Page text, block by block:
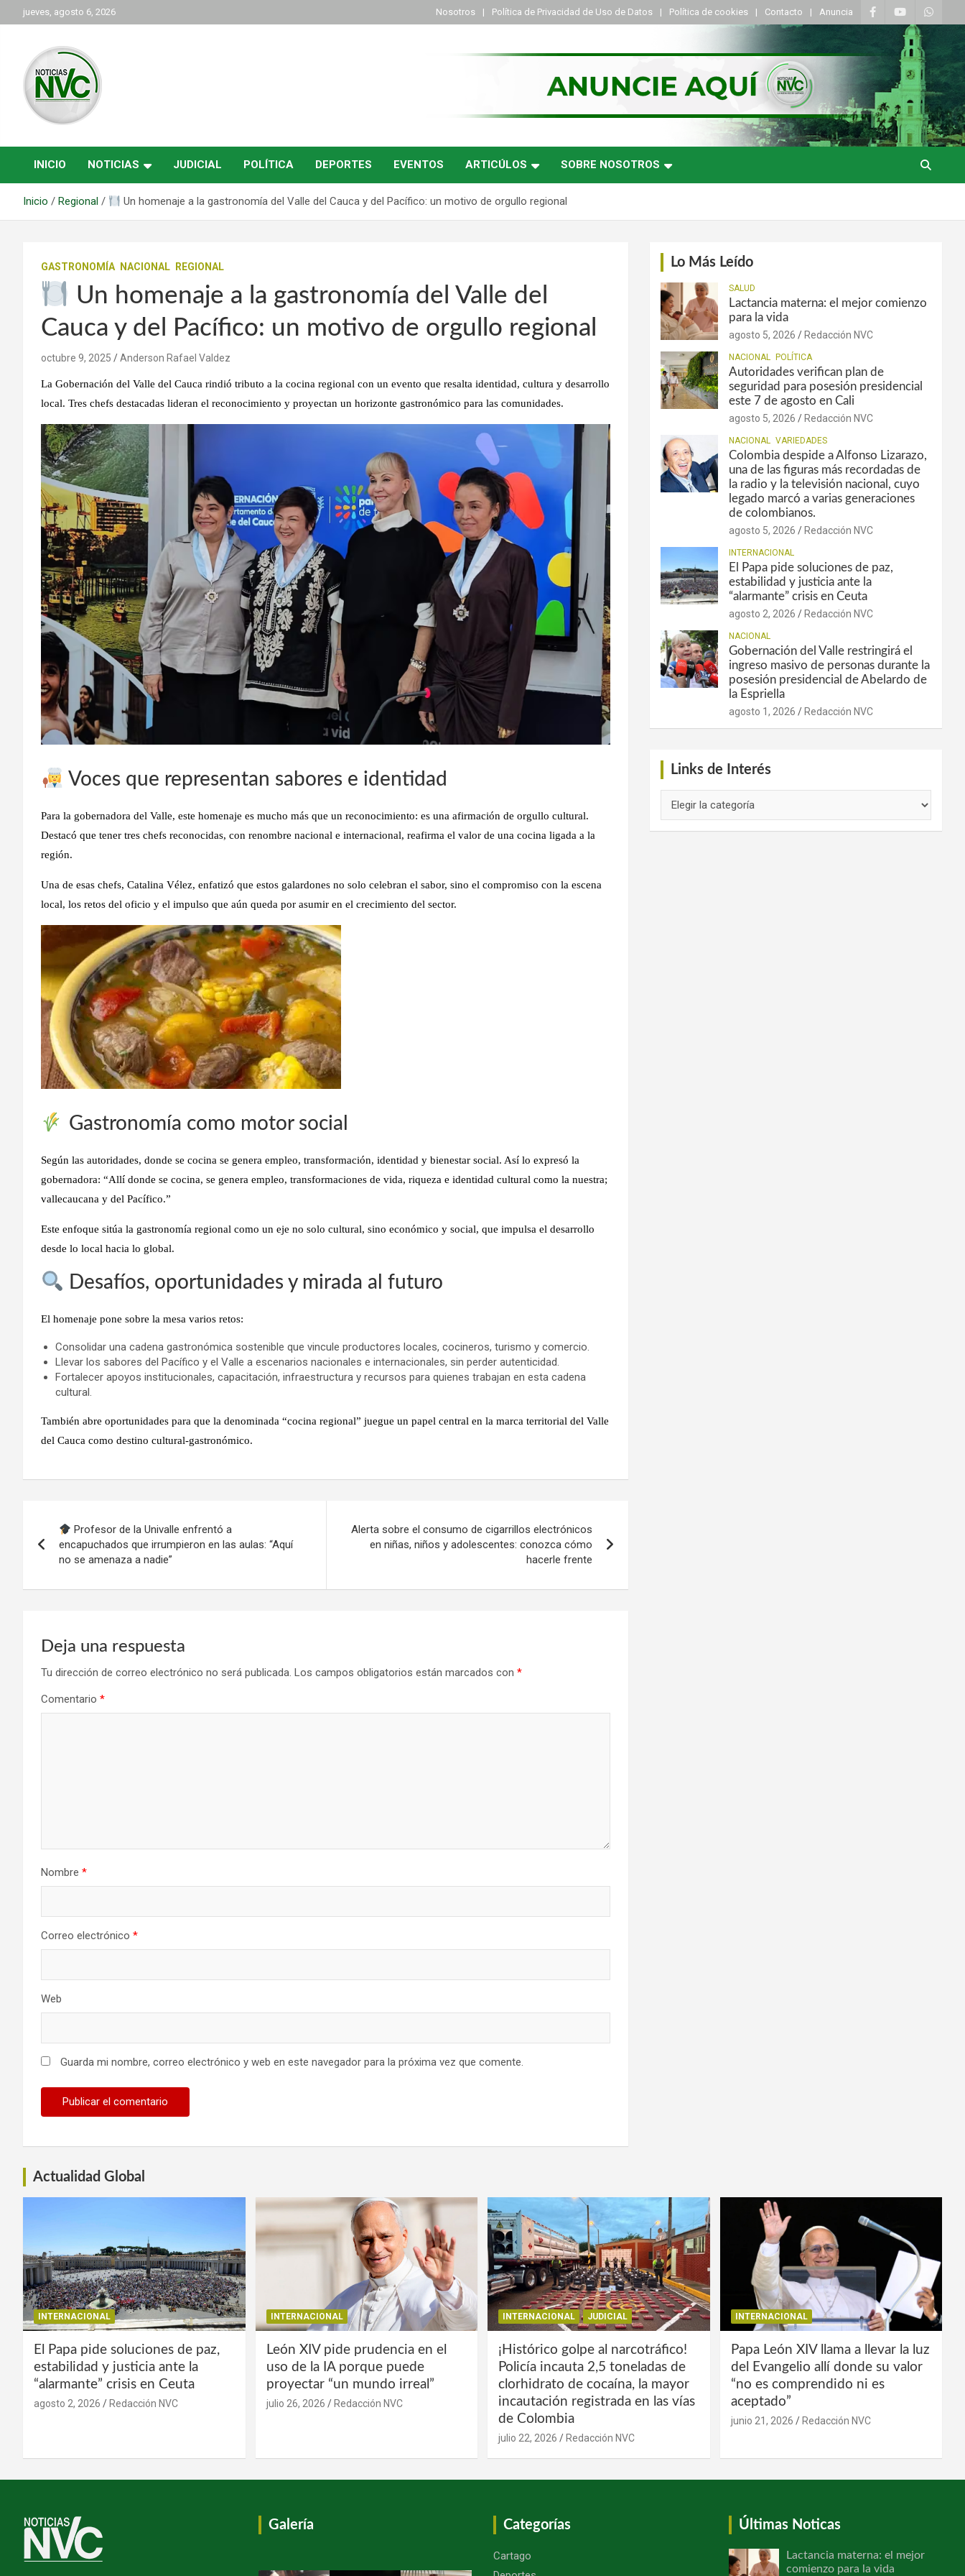
Saltar
al
jueves, agosto 6, 2026 Nosotros Política de Privacidad de Uso de Datos Política de cookies Contacto Anuncia
NVC Noticias
INICIO NOTICIAS JUDICIAL POLÍTICA DEPORTES EVENTOS ARTICÚLOS SOBRE NOSOTROS
Inicio Regional Un homenaje a la gastronomía del Valle del Cauca y del Pacífico: un motivo de orgullo regional
GASTRONOMÍA NACIONAL REGIONAL
Un homenaje a la gastronomía del Valle del
Cauca y del Pacífico: un motivo de orgullo regional
octubre 9, 2025 Anderson Rafael Valdez
La Gobernación del Valle del Cauca rindió tributo a la cocina regional con un evento que resalta identidad, cultura y desarrollo
local. Tres chefs destacadas lideran el reconocimiento y proyectan un horizonte gastronómico para las comunidades.
Voces que representan sabores e identidad
Para la gobernadora del Valle, este homenaje es mucho más que un reconocimiento: es una afirmación de orgullo cultural.
Destacó que tener tres chefs reconocidas, con renombre nacional e internacional, reafirma el valor de una cocina ligada a la
región.
Una de esas chefs, Catalina Vélez, enfatizó que estos galardones no solo celebran el sabor, sino el compromiso con la escena
local, los retos del oficio y el impulso que aún queda por asumir en el crecimiento del sector.
Gastronomía como motor social
Según las autoridades, donde se cocina se genera empleo, transformación, identidad y bienestar social. Así lo expresó la
gobernadora: “Allí donde se cocina, se genera empleo, transformaciones de vida, riqueza e identidad cultural como la nuestra;
vallecaucana y del Pacífico.”
Este enfoque sitúa la gastronomía regional como un eje no solo cultural, sino económico y social, que impulsa el desarrollo
desde lo local hacia lo global.
Desafíos, oportunidades y mirada al futuro
El homenaje pone sobre la mesa varios retos:
Consolidar una cadena gastronómica sostenible que vincule productores locales, cocineros, turismo y comercio.
Llevar los sabores del Pacífico y el Valle a escenarios nacionales e internacionales, sin perder autenticidad.
Fortalecer apoyos institucionales, capacitación, infraestructura y recursos para quienes trabajan en esta cadena
cultural.
También abre oportunidades para que la denominada “cocina regional” juegue un papel central en la marca territorial del Valle
del Cauca como destino cultural-gastronómico.
de
Profesor de la Univalle enfrentó a
encapuchados que irrumpieron en las aulas: “Aquí
no se amenaza a nadie”
Alerta sobre el consumo de cigarrillos electrónicos
en niñas, niños y adolescentes: conozca cómo
hacerle frente
Deja una respuesta
Tu dirección de correo electrónico no será publicada. Los campos obligatorios están marcados con *
Comentario *
Nombre *
Correo electrónico *
Web
Guarda mi nombre, correo electrónico y web en este navegador para la próxima vez que comente.
Lo Más Leído
SALUD
Lactancia materna: el mejor comienzo
para la vida
agosto 5, 2026 Redacción NVC
NACIONAL POLÍTICA
Autoridades verifican plan de
seguridad para posesión presidencial
este 7 de agosto en Cali
agosto 5, 2026 Redacción NVC
NACIONAL VARIEDADES
Colombia despide a Alfonso Lizarazo,
una de las figuras más recordadas de
la radio y la televisión nacional, cuyo
legado marcó a varias generaciones
de colombianos.
agosto 5, 2026 Redacción NVC
INTERNACIONAL
El Papa pide soluciones de paz,
estabilidad y justicia ante la
“alarmante” crisis en Ceuta
agosto 2, 2026 Redacción NVC
NACIONAL
Gobernación del Valle restringirá el
ingreso masivo de personas durante la
posesión presidencial de Abelardo de
la Espriella
agosto 1, 2026 Redacción NVC
Links de Interés
de
Actualidad Global
INTERNACIONAL
El Papa pide soluciones de paz,
estabilidad y justicia ante la
“alarmante” crisis en Ceuta
agosto 2, 2026 Redacción NVC
INTERNACIONAL
León XIV pide prudencia en el
uso de la IA porque puede
proyectar “un mundo irreal”
julio 26, 2026 Redacción NVC
INTERNACIONAL JUDICIAL
¡Histórico golpe al narcotráfico!
Policía incauta 2,5 toneladas de
clorhidrato de cocaína, la mayor
incautación registrada en las vías
de Colombia
julio 22, 2026 Redacción NVC
INTERNACIONAL
Papa León XIV llama a llevar la luz
del Evangelio allí donde su valor
“no es comprendido ni es
aceptado”
junio 21, 2026 Redacción NVC
Galería Categorías
Cartago
Últimas Noticas
Lactancia materna: el mejor
comienzo para la vida